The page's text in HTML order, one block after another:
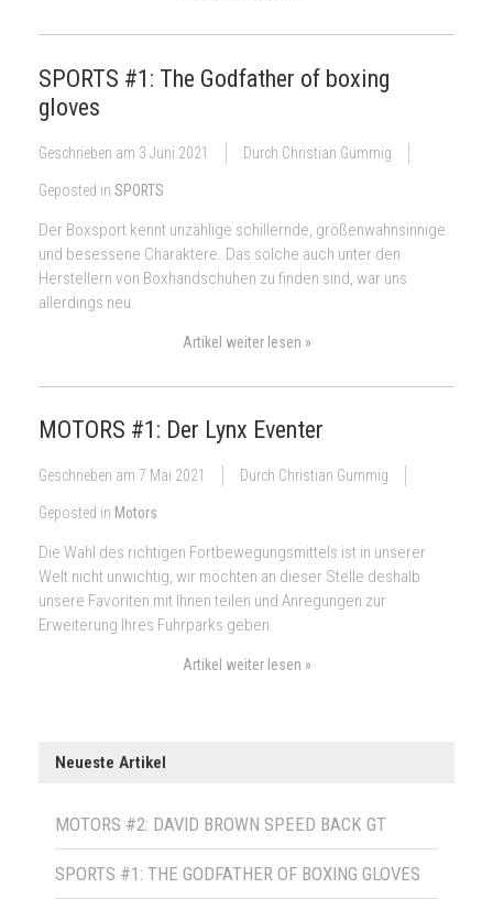
SPORTS #1: The Godfather of boxing
gloves
Geschrieben am 3 Juni 2021 Durch Christian Gummig
Geposted in SPORTS
Der Boxsport kennt unzählige schillernde, größenwahnsinnige
und besessene Charaktere. Das solche auch unter den
Herstellern von Boxhandschuhen zu finden sind, war uns
allerdings neu.
Artikel weiter lesen »
MOTORS #1: Der Lynx Eventer
Geschrieben am 7 Mai 2021 Durch Christian Gummig
Geposted in Motors
Die Wahl des richtigen Fortbewegungsmittels ist in unserer
Welt nicht unwichtig, wir möchten an dieser Stelle deshalb
unsere Favoriten mit Ihnen teilen und Anregungen zur
Erweiterung Ihres Fuhrparks geben.
Artikel weiter lesen »
Neueste Artikel
MOTORS #2: DAVID BROWN SPEED BACK GT
SPORTS #1: THE GODFATHER OF BOXING GLOVES